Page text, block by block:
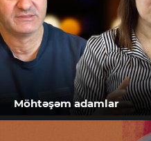
Möhtəşəm adamlar